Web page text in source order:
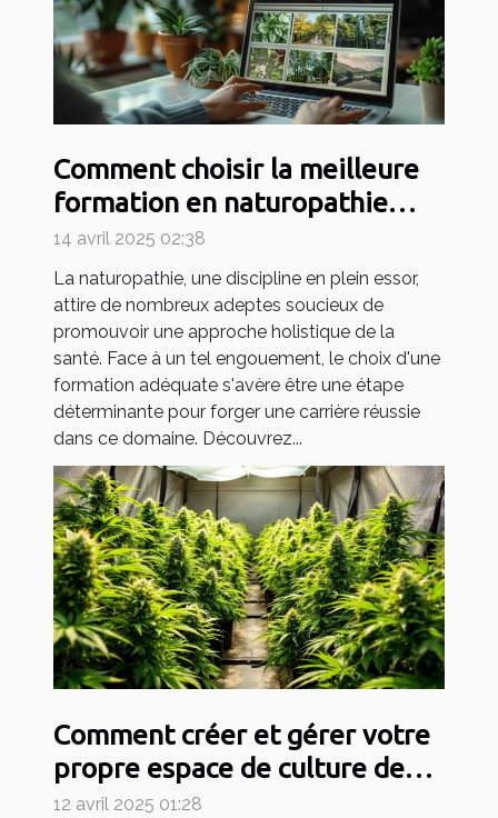
Comment choisir la meilleure
formation en naturopathie
pour votre carrière
14 avril 2025 02:38
La naturopathie, une discipline en plein essor,
attire de nombreux adeptes soucieux de
promouvoir une approche holistique de la
santé. Face à un tel engouement, le choix d'une
formation adéquate s'avère être une étape
déterminante pour forger une carrière réussie
dans ce domaine. Découvrez...
Comment créer et gérer votre
propre espace de culture de
cannabis
12 avril 2025 01:28